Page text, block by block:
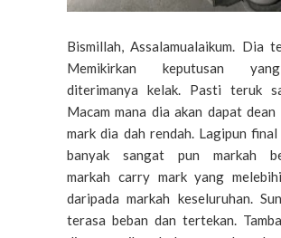
Bismillah, Assalamualaikum. Dia
Memikirkan keputusan
diterimanya kelak. Pasti teruk
Macam mana dia akan dapat
mark dia dah rendah. Lagipun
banyak sangat pun markah
markah carry mark yang
daripada markah keseluruhan.
terasa beban dan tertekan.